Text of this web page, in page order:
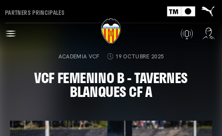
PARTNERS PRINCIPALES
ACADEMIA VCF 19 OCTUBRE 2025
VCF FEMENINO B - TAVERNES
BLANQUES CF A